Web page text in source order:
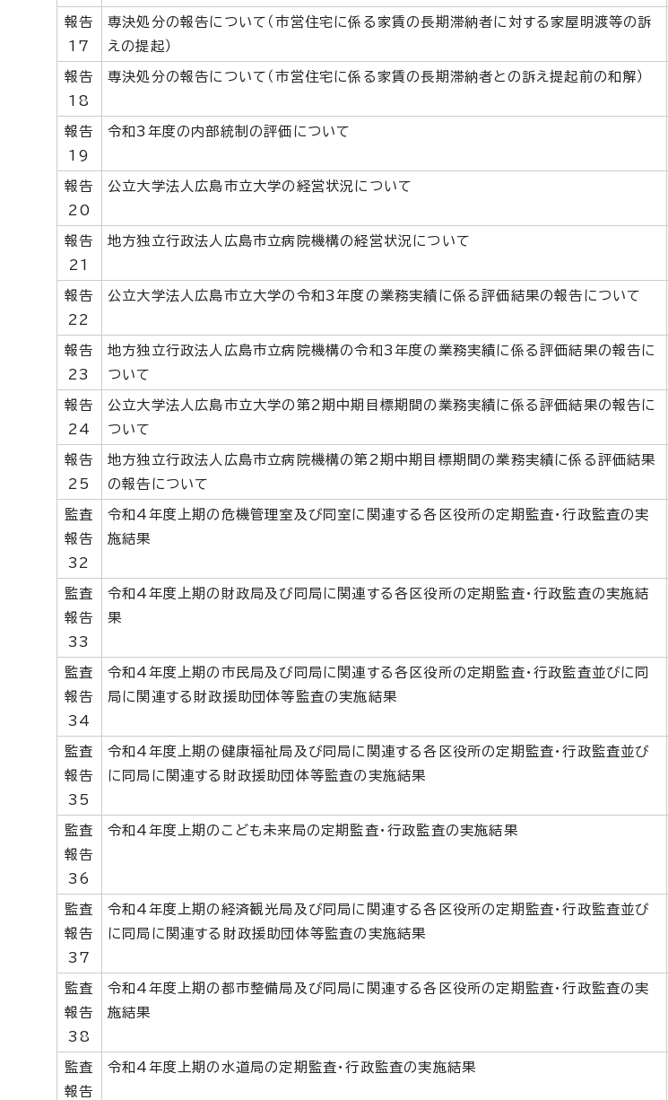
報告
17
専決処分の報告について（市営住宅に係る家賃の長期滞納者に対する家屋明渡等の訴
えの提起）
報告
18
専決処分の報告について（市営住宅に係る家賃の長期滞納者との訴え提起前の和解）
報告
19
令和3年度の内部統制の評価について
報告
20
公立大学法人広島市立大学の経営状況について
報告
21
地方独立行政法人広島市立病院機構の経営状況について
報告
22
公立大学法人広島市立大学の令和3年度の業務実績に係る評価結果の報告について
報告
23
地方独立行政法人広島市立病院機構の令和3年度の業務実績に係る評価結果の報告に
ついて
報告
24
公立大学法人広島市立大学の第2期中期目標期間の業務実績に係る評価結果の報告に
ついて
報告
25
地方独立行政法人広島市立病院機構の第2期中期目標期間の業務実績に係る評価結果
の報告について
監査
報告
32
令和4年度上期の危機管理室及び同室に関連する各区役所の定期監査・行政監査の実
施結果
監査
報告
33
令和4年度上期の財政局及び同局に関連する各区役所の定期監査・行政監査の実施結
果
監査
報告
34
令和4年度上期の市民局及び同局に関連する各区役所の定期監査・行政監査並びに同
局に関連する財政援助団体等監査の実施結果
監査
報告
35
令和4年度上期の健康福祉局及び同局に関連する各区役所の定期監査・行政監査並び
に同局に関連する財政援助団体等監査の実施結果
監査
報告
36
令和4年度上期のこども未来局の定期監査・行政監査の実施結果
監査
報告
37
令和4年度上期の経済観光局及び同局に関連する各区役所の定期監査・行政監査並び
に同局に関連する財政援助団体等監査の実施結果
監査
報告
38
令和4年度上期の都市整備局及び同局に関連する各区役所の定期監査・行政監査の実
施結果
監査
報告
令和4年度上期の水道局の定期監査・行政監査の実施結果